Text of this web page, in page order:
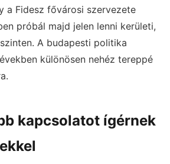
a Fidesz fővárosi szervezete
próbál majd jelen lenni kerületi,
A budapesti politika
különösen nehéz tereppé
kapcsolatot ígérnek